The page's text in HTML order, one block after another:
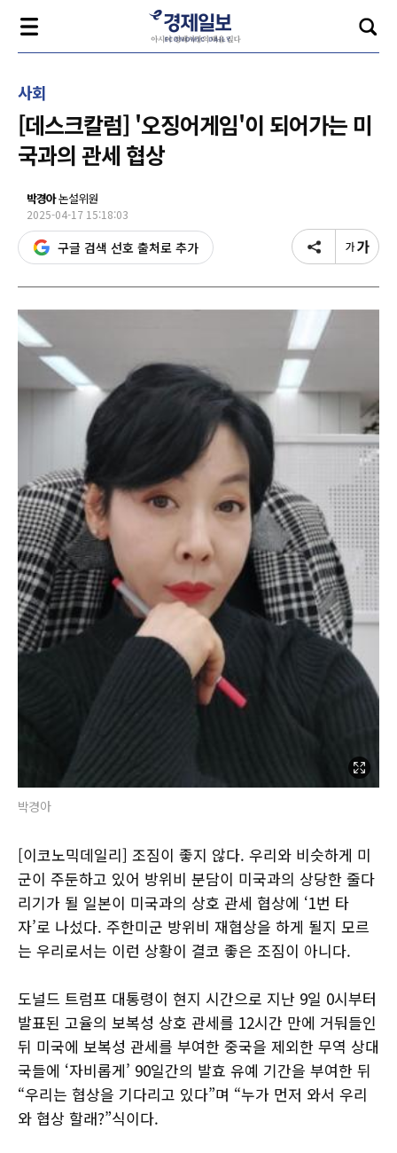
사회
[데스크칼럼] '오징어게임'이 되어가는 미
국과의 관세 협상
박경아논설위원
2025-04-17 15:18:03
구글 검색 선호 출처로 추가
박경아
[이코노믹데일리] 조짐이 좋지 않다. 우리와 비슷하게 미
군이 주둔하고 있어 방위비 분담이 미국과의 상당한 줄다
리기가 될 일본이 미국과의 상호 관세 협상에 ‘1번 타
자’로 나섰다. 주한미군 방위비 재협상을 하게 될지 모르
는 우리로서는 이런 상황이 결코 좋은 조짐이 아니다.
도널드 트럼프 대통령이 현지 시간으로 지난 9일 0시부터
발표된 고율의 보복성 상호 관세를 12시간 만에 거둬들인
뒤 미국에 보복성 관세를 부여한 중국을 제외한 무역 상대
국들에 ‘자비롭게’ 90일간의 발효 유예 기간을 부여한 뒤
“우리는 협상을 기다리고 있다”며 “누가 먼저 와서 우리
와 협상 할래?”식이다.